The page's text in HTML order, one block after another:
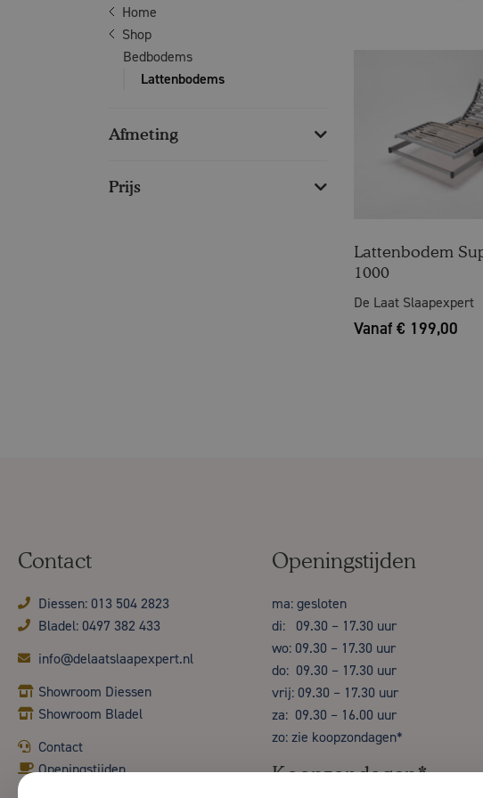
Home
Shop
Bedbodems
Lattenbodems
Afmeting
Prijs
Lattenbodem
1000
De Laat Slaapexpert
Vanaf € 199,00
Contact
Diessen: 013 504 2823
Bladel: 0497 382 433
info@delaatslaapexpert.nl
Showroom Diessen
Showroom Bladel
Contact
Openingstijden
Openingstijden
ma: gesloten
di: 09.30 – 17.30 uur
wo: 09.30 – 17.30 uur
do: 09.30 – 17.30 uur
vrij: 09.30 – 17.30 uur
za: 09.30 – 16.00 uur
zo: zie koopzondagen*
Koopzondagen*